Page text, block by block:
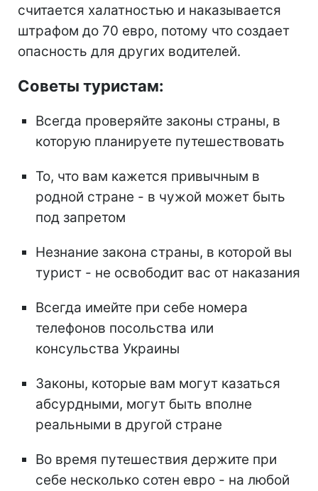
считается халатностью и наказывается
штрафом до 70 евро, потому что создает
опасность для других водителей.
Советы туристам:
Всегда проверяйте законы страны, в
которую планируете путешествовать
То, что вам кажется привычным в
родной стране - в чужой может быть
под запретом
Незнание закона страны, в которой вы
турист - не освободит вас от наказания
Всегда имейте при себе номера
телефонов посольства или
консульства Украины
Законы, которые вам могут казаться
абсурдными, могут быть вполне
реальными в другой стране
Во время путешествия держите при
себе несколько сотен евро - на любой